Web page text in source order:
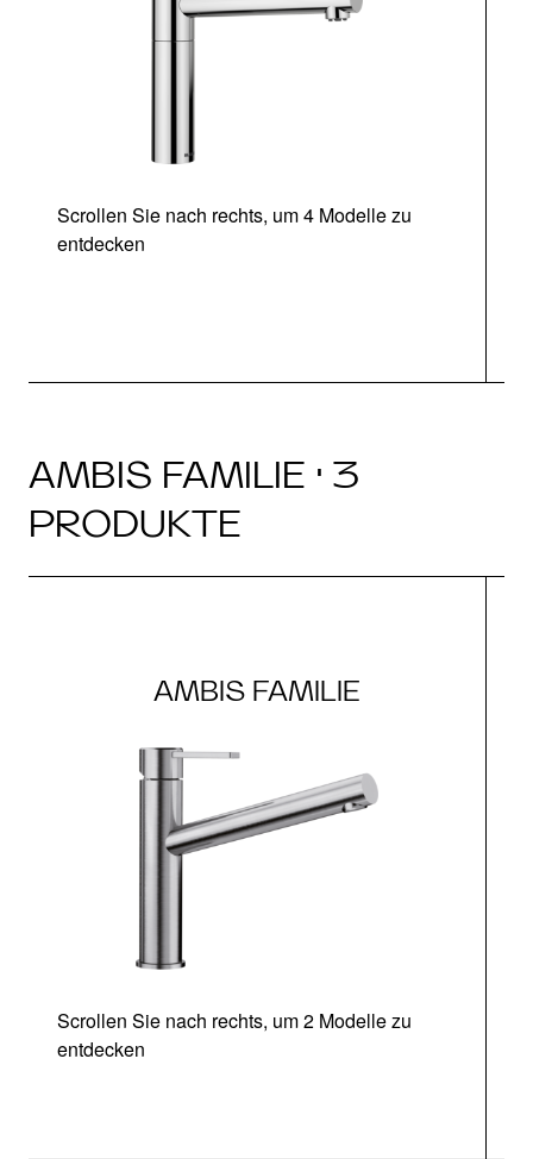
Scrollen Sie nach rechts, um 4 Modelle zu
entdecken
AMBIS FAMILIE · 3
PRODUKTE
AMBIS FAMILIE
Scrollen Sie nach rechts, um 2 Modelle zu
entdecken